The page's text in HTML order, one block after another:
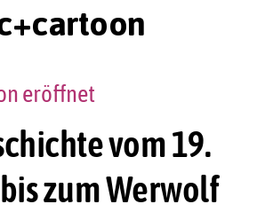
vom 19.
zum Werwolf
eröffnet